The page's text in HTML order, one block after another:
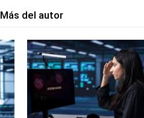
Más del autor